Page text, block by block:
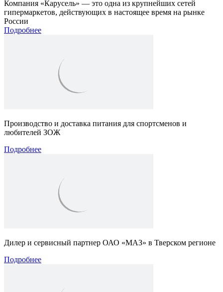
Компания «Карусель» — это одна из крупнейших сетей
гипермаркетов, действующих в настоящее время на рынке
России
Подробнее
Производство и доставка питания для спортсменов и
любителей ЗОЖ
Подробнее
Дилер и сервисный партнер ОАО «МАЗ» в Тверском регионе
Подробнее